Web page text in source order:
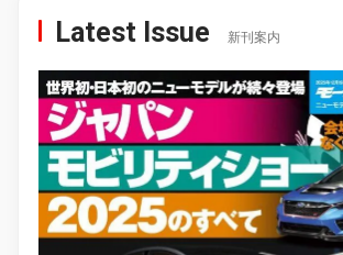
Latest Issue 新刊案内